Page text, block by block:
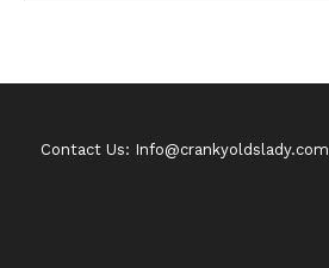
Contact Us: Info@crankyoldslady.com